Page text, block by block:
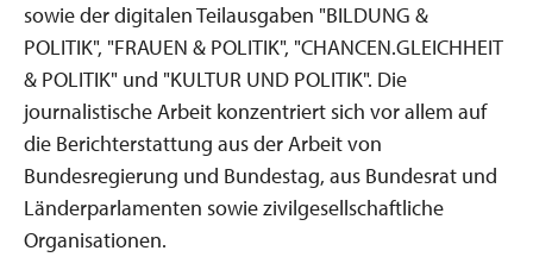
sowie der digitalen Teilausgaben "BILDUNG &
POLITIK", "FRAUEN & POLITIK", "CHANCEN.GLEICHHEIT
& POLITIK" und "KULTUR UND POLITIK". Die
journalistische Arbeit konzentriert sich vor allem auf
die Berichterstattung aus der Arbeit von
Bundesregierung und Bundestag, aus Bundesrat und
Länderparlamenten sowie zivilgesellschaftliche
Organisationen.